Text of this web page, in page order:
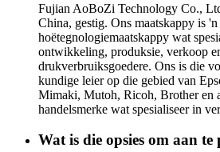
Fujian AoBoZi Technology Co.,
China, gestig. Ons maatskappy is 'n
hoëtegnologiemaatskappy wat
ontwikkeling, produksie, verkoop
drukverbruiksgoedere. Ons is die
kundige leier op die gebied van
Mimaki, Mutoh, Ricoh, Brother en
handelsmerke wat spesialiseer in
Wat is die opsies om aan te